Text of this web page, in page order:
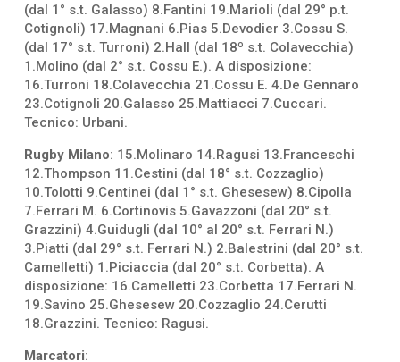
(dal 1° s.t. Galasso) 8.Fantini 19.Marioli (dal 29° p.t.
Cotignoli) 17.Magnani 6.Pias 5.Devodier 3.Cossu S.
(dal 17° s.t. Turroni) 2.Hall (dal 18º s.t. Colavecchia)
1.Molino (dal 2° s.t. Cossu E.). A disposizione:
16.Turroni 18.Colavecchia 21.Cossu E. 4.De Gennaro
23.Cotignoli 20.Galasso 25.Mattiacci 7.Cuccari.
Tecnico: Urbani.
Rugby Milano: 15.Molinaro 14.Ragusi 13.Franceschi
12.Thompson 11.Cestini (dal 18° s.t. Cozzaglio)
10.Tolotti 9.Centinei (dal 1° s.t. Ghesesew) 8.Cipolla
7.Ferrari M. 6.Cortinovis 5.Gavazzoni (dal 20° s.t.
Grazzini) 4.Guidugli (dal 10° al 20° s.t. Ferrari N.)
3.Piatti (dal 29° s.t. Ferrari N.) 2.Balestrini (dal 20° s.t.
Camelletti) 1.Piciaccia (dal 20° s.t. Corbetta). A
disposizione: 16.Camelletti 23.Corbetta 17.Ferrari N.
19.Savino 25.Ghesesew 20.Cozzaglio 24.Cerutti
18.Grazzini. Tecnico: Ragusi.
Marcatori: